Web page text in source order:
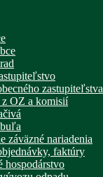
zastupiteľstva
z OZ a komisií
záväzné nariadenia
faktúry
hospodárstvo